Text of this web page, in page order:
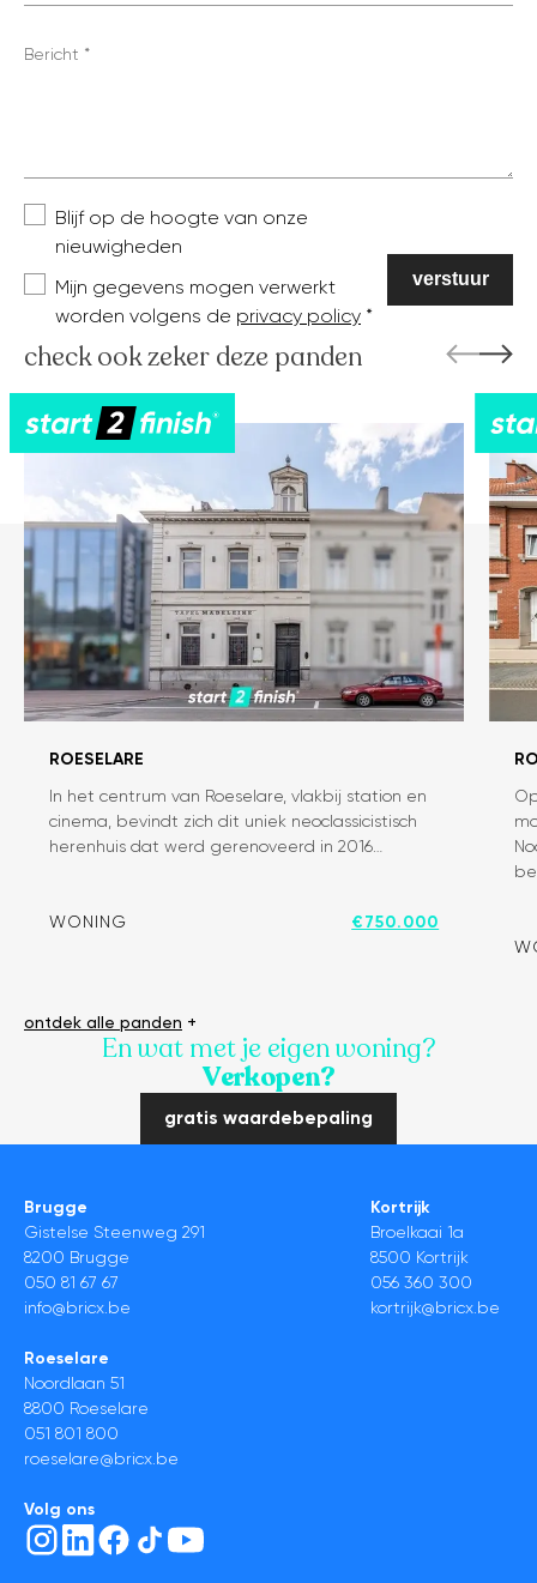
Bericht
Blijf op de hoogte van onze
nieuwigheden
Mijn gegevens mogen verwerkt
worden volgens de privacy policy
check ook zeker deze panden
Exclusief
neoclassicistisch
herenhuis
hartje
ROESELARE
In het centrum van Roeselare, vlakbij station en
cinema, bevindt zich dit uniek neoclassicistisch
herenhuis dat werd gerenoveerd in 2016…
WONING €750.000
ontdek alle panden +
En wat met je eigen woning?
Verkopen?
gratis waardebepaling
Brugge
Gistelse Steenweg 291
8200 Brugge
050 81 67 67
info@bricx.be
Kortrijk
Broelkaai 1a
8500 Kortrijk
056 360 300
kortrijk@bricx.be
Roeselare
Noordlaan 51
8800 Roeselare
051 801 800
roeselare@bricx.be
Volg ons